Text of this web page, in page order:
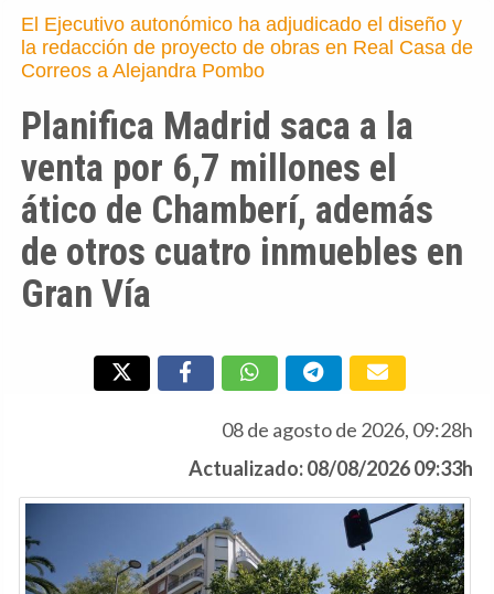
El Ejecutivo autonómico ha adjudicado el diseño y
la redacción de proyecto de obras en Real Casa de
Correos a Alejandra Pombo
Planifica Madrid saca a la
venta por 6,7 millones el
ático de Chamberí, además
de otros cuatro inmuebles en
Gran Vía
08 de agosto de 2026, 09:28h
Actualizado: 08/08/2026 09:33h